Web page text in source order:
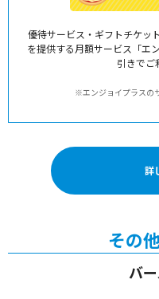
優待サービス・ギフトチケッ
を提供する月額サービス「エ
引きでご
エンジョイプラスの
詳
その
バ